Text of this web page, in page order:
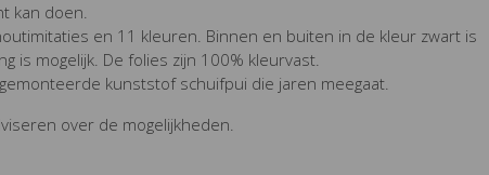
kan doen.
en 11 kleuren. Binnen en buiten in de kleur zwart is
is mogelijk. De folies zijn 100% kleurvast.
kunststof schuifpui die jaren meegaat.
over de mogelijkheden.